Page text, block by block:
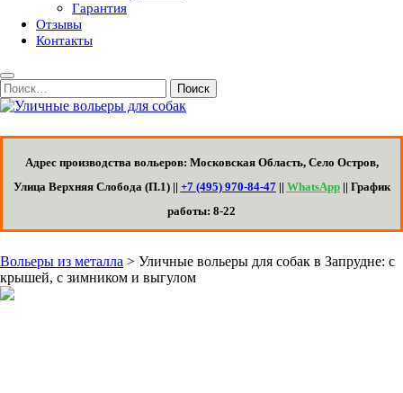
Гарантия
Отзывы
Контакты
Закрыть
Поиск
Адрес производства вольеров: Московская Область, Село Остров,
Улица Верхняя Слобода (П.1) || +7 (495) 970-84-47|| WhatsApp || График
работы: 8-22
Вольеры из металла > Уличные вольеры для собак в Запрудне: с
крышей, с зимником и выгулом